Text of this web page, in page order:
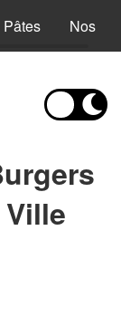
Pâtes Nos